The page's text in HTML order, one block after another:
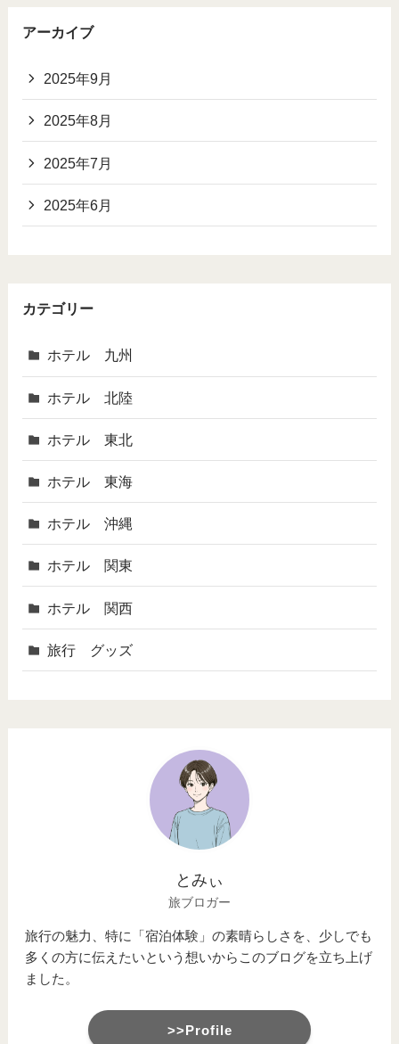
アーカイブ
2025年9月
2025年8月
2025年7月
2025年6月
カテゴリー
ホテル 九州
ホテル 北陸
ホテル 東北
ホテル 東海
ホテル 沖縄
ホテル 関東
ホテル 関西
旅行 グッズ
とみぃ
旅ブロガー
旅行の魅力、特に「宿泊体験」の素晴らしさを、少しでも
多くの方に伝えたいという想いからこのブログを立ち上げ
ました。
>>Profile